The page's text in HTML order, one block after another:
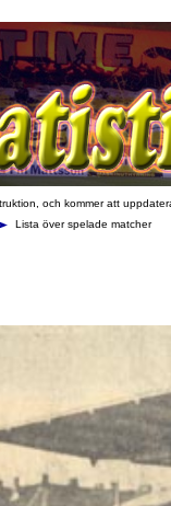
och kommer att
Lista över spelade matcher